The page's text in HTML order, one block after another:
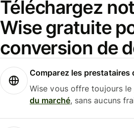
Téléchargez
Wise gratuite
conversion de
Comparez les
Wise vous offre toujours le
du marché, sans aucuns